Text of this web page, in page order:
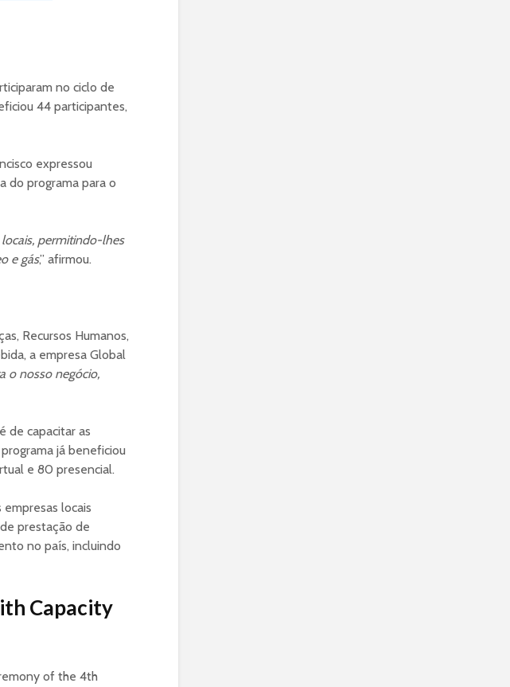
no ciclo de
44 participantes,
expressou
do programa para o
permitindo-lhes
e gás,” afirmou.
Recursos Humanos,
a empresa Global
o nosso negócio,
de capacitar as
já beneficiou
e 80 presencial.
locais
prestação de
no país, incluindo
Capacity
of the 4th